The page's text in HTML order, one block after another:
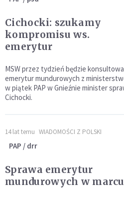
Cichocki: szukamy
kompromisu ws.
emerytur
MSW przez tydzień będzie
emerytur mundurowych z
w piątek PAP w Gnieźnie minister
Cichocki.
14 lat temu WIADOMOŚCI Z POLSKI
PAP / drr
Sprawa emerytur
mundurowych w